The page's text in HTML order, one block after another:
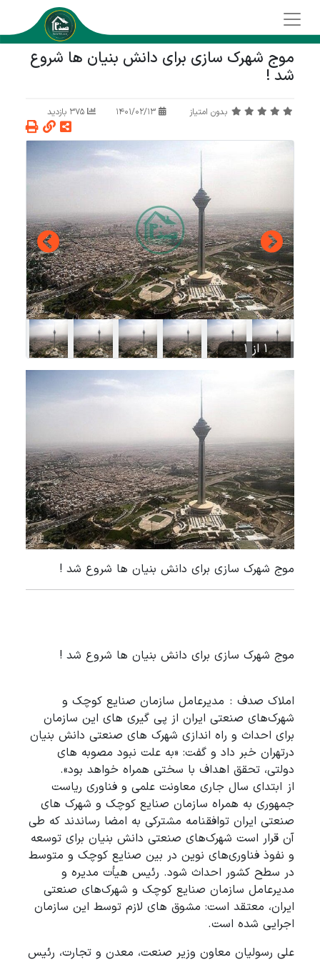
موج شهرک سازی برای دانش بنیان ها شروع
شد !
بدون امتیاز
1 از 1
موج شهرک سازی برای دانش بنیان ها شروع شد !
موج شهرک سازی برای دانش بنیان ها شروع شد !
املاک صدف : مدیرعامل سازمان صنایع کوچک و
شهرک‌های صنعتی ایران از پی گیری های این سازمان
برای احداث و راه اندازی شهرک های صنعتی دانش بنیان
درتهران خبر داد و گفت: «به علت نبود مصوبه های
دولتی، تحقق اهداف با سختی همراه خواهد بود».
از ابتدای سال جاری معاونت علمی و فناوری ریاست
جمهوری به همراه سازمان صنایع کوچک و شهرک های
صنعتی ایران توافقنامه مشترکی به امضا رساندند که طی
آن قرار است شهرک‌های صنعتی دانش بنیان برای توسعه
و نفوذ فناوری‌های نوین در بین صنایع کوچک و متوسط
در سطح کشور احداث شود. رئیس هیأت مدیره و
مدیرعامل سازمان صنایع کوچک و شهرک‌های صنعتی
ایران، معتقد است:‌ مشوق های لازم توسط این سازمان
اجرایی شده است.
علی رسولیان معاون وزیر صنعت، معدن و تجارت، رئیس